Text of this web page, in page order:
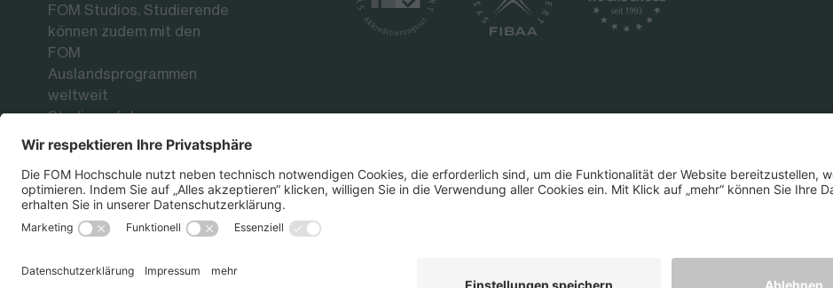
FOM Studios. Studierende
können zudem mit den
FOM
Auslandsprogrammen
weltweit
Studienerfahrungen an
renommierten
Partnerhochschulen
sammeln.